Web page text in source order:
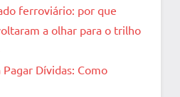
ferroviário: por que
a olhar para o trilho
Dívidas: Como